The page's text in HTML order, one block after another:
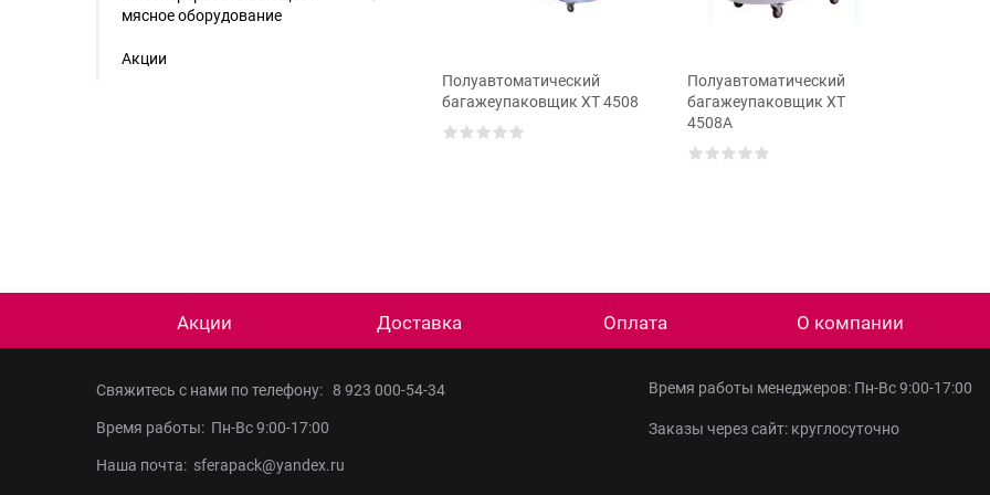
Полуавтоматический
багажеупаковщик XT 4508
Полуавтоматический
багажеупаковщик XT
4508A
мясное оборудование
Акции
Акции Доставка Оплата О компании
Свяжитесь с нами по телефону: 8 923 000-54-34
Время работы: Пн-Вс 9:00-17:00
Наша почта: sferapack@yandex.ru
Время работы менеджеров: Пн-Вс 9:00-17:00
Заказы через сайт: круглосуточно